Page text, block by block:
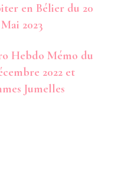
en Bélier du 20
2023
Hebdo Mémo du
2022 et
Jumelles